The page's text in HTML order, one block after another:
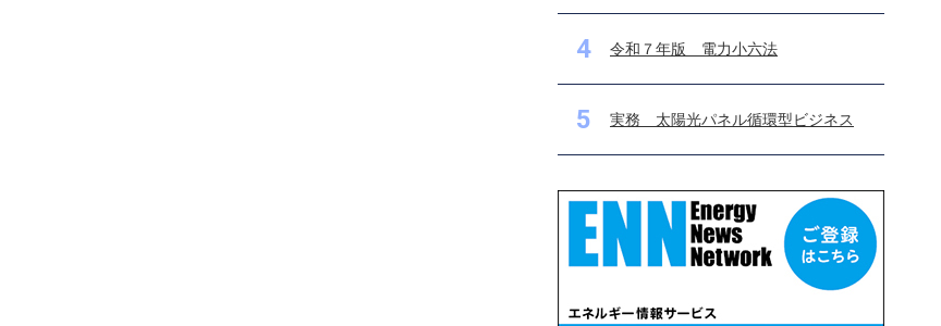
4 令和７年版 電力小六法
5 実務 太陽光パネル循環型ビジネス